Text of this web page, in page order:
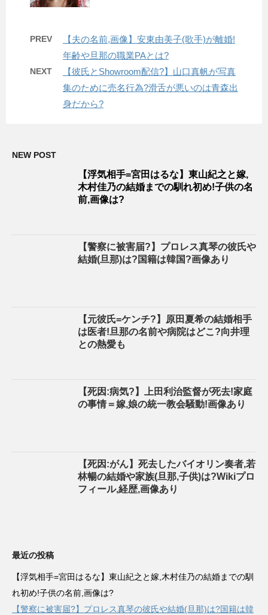
PREV
【夫の名前,画像】安東由美子(歌手)が離婚!
年齢や旦那の職業PAとは?
NEXT
【彼氏とShowroom配信?】山口真帆が写真
集のために売名行為?滑舌が悪いのは青森出
身だから?
NEW POST
【浮気相手=宮田はるな】東山紀之と嫁,
木村佳乃の結婚までの馴れ初め!子供の名
前,画像は?
【警察に被害届?】プロレス真琴の彼氏や
結婚(旦那)は?国籍は韓国?画像あり
【元彼氏=ケンチ?】原田夏希の結婚相手
は医者!旦那の名前や病院はどこ?向井理
との熱愛も
【死因:病気?】上田利治監督が死去!家庭
の事情＝嫁,娘の統一教会騒動!画像あり
【死因:がん】死去したバイオリン奏者,若
林暢の結婚や家族(旦那,子供)は?Wikiプロ
フィール,経歴,画像あり
最近の投稿
【浮気相手=宮田はるな】東山紀之と嫁,木村佳乃の結婚までの馴
れ初め!子供の名前,画像は?
【警察に被害届?】プロレス真琴の彼氏や結婚(旦那)は?国籍は韓